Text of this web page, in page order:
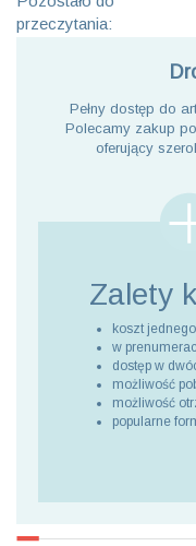
przeczytania:
Pełny dostęp do
Polecamy zakup
oferujący
Zalety
koszt
w
dostęp w
możliwość
możliwość
popularne